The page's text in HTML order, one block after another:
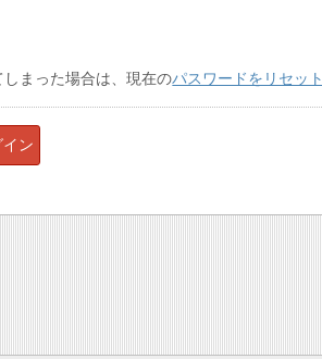
まった場合は、現在のパスワードをリセット
ン